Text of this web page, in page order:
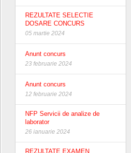
REZULTATE SELECTIE
DOSARE CONCURS
05 martie 2024
Anunt concurs
23 februarie 2024
Anunt concurs
12 februarie 2024
NFP Servicii de analize de
laborator
26 ianuarie 2024
REZULTATE EXAMEN